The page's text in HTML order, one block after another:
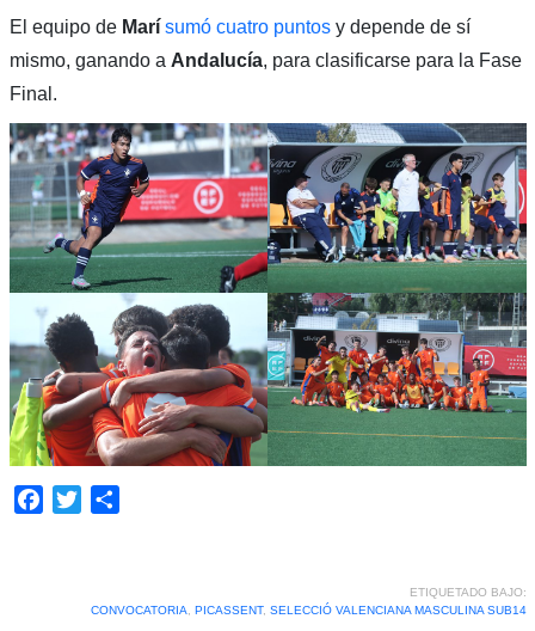
El equipo de Marísumó cuatro puntos y depende de sí
mismo, ganando a Andalucía, para clasificarse para la Fase
Final.
Facebook
Twitter
ETIQUETADO BAJO:
CONVOCATORIA
PICASSENT, SELECCIÓ VALENCIANA MASCULINA SUB14